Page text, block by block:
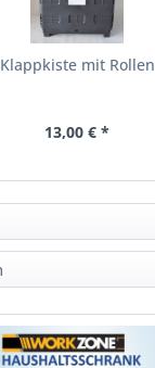
Klappkiste mit Rollen
13,00 € *